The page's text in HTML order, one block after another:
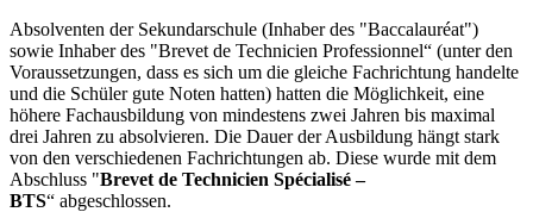
Absolventen der Sekundarschule (Inhaber des "Baccalauréat")
sowie Inhaber des "Brevet de Technicien Professionnel“ (unter den
Voraussetzungen, dass es sich um die gleiche Fachrichtung handelte
und die Schüler gute Noten hatten) hatten die Möglichkeit, eine
höhere Fachausbildung von mindestens zwei Jahren bis maximal
drei Jahren zu absolvieren. Die Dauer der Ausbildung hängt stark
von den verschiedenen Fachrichtungen ab. Diese wurde mit dem
Abschluss "Brevet de Technicien Spécialisé –
BTS“ abgeschlossen.